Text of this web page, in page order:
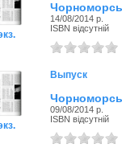
14/08/2014 р.
ISBN відсутній
Выпуск
09/08/2014 р.
ISBN відсутній